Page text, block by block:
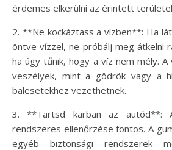
érdemes elkerülni az érintett
2. **Ne kockáztass a vízben**: Ha
öntve vízzel, ne próbálj meg átkelni
ha úgy tűnik, hogy a víz nem mély.
veszélyek, mint a gödrök vagy a
balesetekhez vezethetnek.
3. **Tartsd karban az autód**:
rendszeres ellenőrzése fontos. A
egyéb biztonsági rendszerek